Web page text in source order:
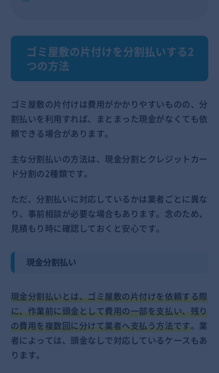
ゴミ屋敷の片付けを分割払いする2
つの方法
ゴミ屋敷の片付けは費用がかかりやすいものの、分
割払いを利用すれば、まとまった現金がなくても依
頼できる場合があります。
主な分割払いの方法は、現金分割とクレジットカー
ド分割の2種類です。
ただ、分割払いに対応しているかは業者ごとに異な
り、事前相談が必要な場合もあります。念のため、
見積もり時に確認しておくと安心です。
現金分割払い
現金分割払いとは、ゴミ屋敷の片付けを依頼する際
に、作業前に頭金として費用の一部を支払い、残り
の費用を複数回に分けて業者へ支払う方法です。業
者によっては、頭金なしで対応しているケースもあ
ります。